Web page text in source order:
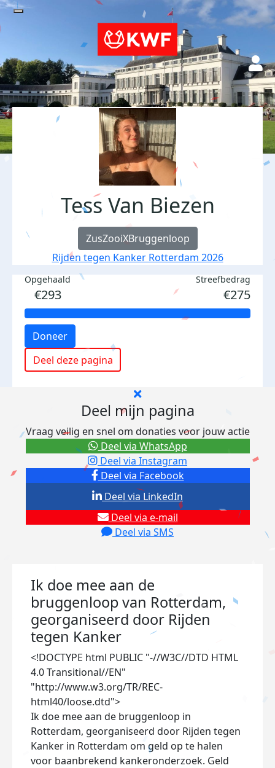
Tess Van Biezen
ZusZooiXBruggenloop
Rijden tegen Kanker Rotterdam 2026
Opgehaald
€293
Streefbedrag
€275
Doneer
Deel deze pagina
Deel mijn pagina
Vraag veilig en snel om donaties voor jouw actie
Deel via Facebook
Deel via Instagram
Deel via e-mail
Deel via SMS
Deel via LinkedIn
Deel via WhatsApp
Ik doe mee aan de
bruggenloop van Rotterdam,
georganiseerd door Rijden
tegen Kanker
<!DOCTYPE html PUBLIC "-//W3C//DTD HTML
4.0 Transitional//EN"
"http://www.w3.org/TR/REC-
html40/loose.dtd">
Ik doe mee aan de bruggenloop in
Rotterdam, georganiseerd door Rijden tegen
Kanker in Rotterdam om geld op te halen
voor baanbrekend kankeronderzoek. Geld